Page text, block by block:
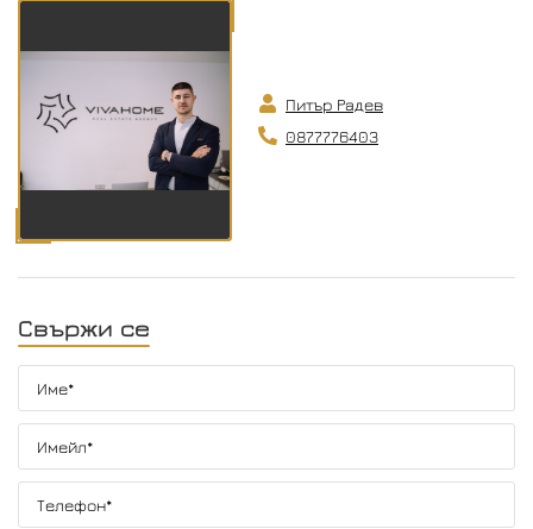
Питър Радев
0877776403
Свържи се